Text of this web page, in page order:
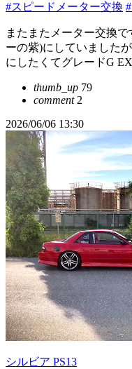
#スピードメーター交換
またまたメーター交換
ーの紫)にしていました
にしたくてグレードG
thumb_up 79
comment2
2026/06/06 13:30
シルビア PS13